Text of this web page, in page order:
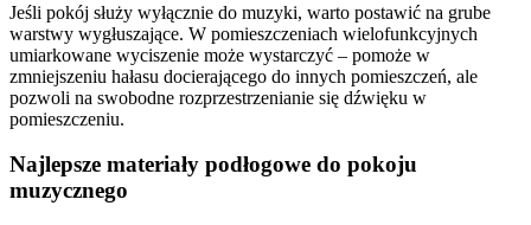
Jeśli pokój służy wyłącznie do muzyki, warto postawić na grube
warstwy wygłuszające. W pomieszczeniach wielofunkcyjnych
umiarkowane wyciszenie może wystarczyć – pomoże w
zmniejszeniu hałasu docierającego do innych pomieszczeń, ale
pozwoli na swobodne rozprzestrzenianie się dźwięku w
pomieszczeniu.
Najlepsze materiały podłogowe do pokoju
muzycznego